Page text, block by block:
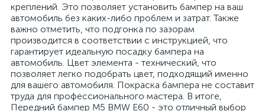
креплений. Это позволяет установить бампер на ваш
автомобиль без каких-либо проблем и затрат. Также
важно отметить, что подгонка по зазорам
производится в соответствии с инструкцией, что
гарантирует идеальную посадку бампера на
автомобиль. Цвет элемента - технический, что
позволяет легко подобрать цвет, подходящий именно
для вашего автомобиля. Покраска бампера не составит
труда для профессионального мастера. В итоге,
Передний бампер M5 BMW E60 - это отличный выбор